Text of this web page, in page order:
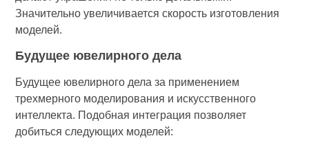
Значительно увеличивается скорость изготовления
моделей.
Будущее ювелирного дела
Будущее ювелирного дела за применением
трехмерного моделирования и искусственного
интеллекта. Подобная интеграция позволяет
добиться следующих моделей: